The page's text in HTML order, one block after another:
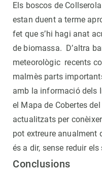
Els boscos de
estan duent a terme
fet que s’hi hagi anat
de biomassa. D’altra
meteorològic recents
malmès parts
amb la informació dels
el Mapa de Cobertes
actualitzats per
pot extreure anualment
és a dir, sense reduir
Conclusions